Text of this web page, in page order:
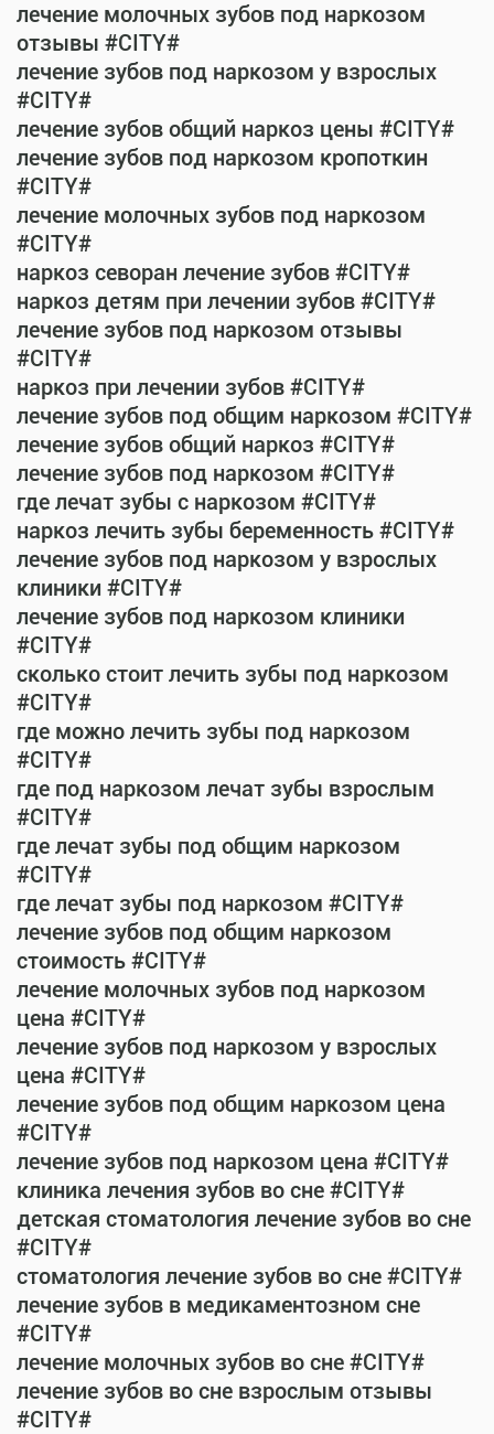
лечение молочных зубов под наркозом
отзывы #CITY#
лечение зубов под наркозом у взрослых
#CITY#
лечение зубов общий наркоз цены #CITY#
лечение зубов под наркозом кропоткин
#CITY#
лечение молочных зубов под наркозом
#CITY#
наркоз севоран лечение зубов #CITY#
наркоз детям при лечении зубов #CITY#
лечение зубов под наркозом отзывы
#CITY#
наркоз при лечении зубов #CITY#
лечение зубов под общим наркозом #CITY#
лечение зубов общий наркоз #CITY#
лечение зубов под наркозом #CITY#
где лечат зубы с наркозом #CITY#
наркоз лечить зубы беременность #CITY#
лечение зубов под наркозом у взрослых
клиники #CITY#
лечение зубов под наркозом клиники
#CITY#
сколько стоит лечить зубы под наркозом
#CITY#
где можно лечить зубы под наркозом
#CITY#
где под наркозом лечат зубы взрослым
#CITY#
где лечат зубы под общим наркозом
#CITY#
где лечат зубы под наркозом #CITY#
лечение зубов под общим наркозом
стоимость #CITY#
лечение молочных зубов под наркозом
цена #CITY#
лечение зубов под наркозом у взрослых
цена #CITY#
лечение зубов под общим наркозом цена
#CITY#
лечение зубов под наркозом цена #CITY#
клиника лечения зубов во сне #CITY#
детская стоматология лечение зубов во сне
#CITY#
стоматология лечение зубов во сне #CITY#
лечение зубов в медикаментозном сне
#CITY#
лечение молочных зубов во сне #CITY#
лечение зубов во сне взрослым отзывы
#CITY#